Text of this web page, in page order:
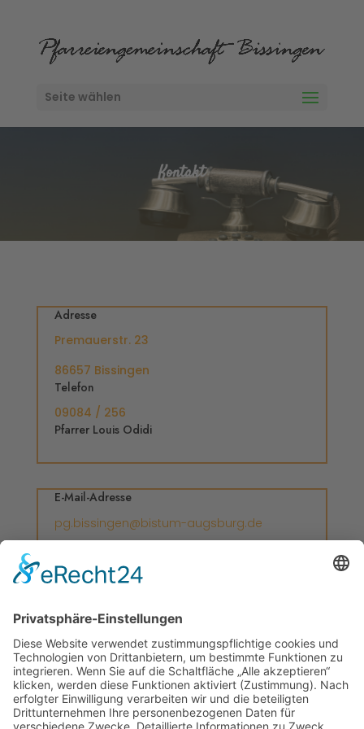
Seite wählen
Kontakt
Adresse
Premauerstr. 23
86657 Bissingen
Telefon
09084 / 256
Pfarrer Louis Odidi
E-Mail-Adresse
pg.bissingen@bistum-augsburg.de
Öffnungszeiten Pfarrbüro
Donnerstag, 16.00 – 18.00 Uhr
Freitag, 8.00 – 12.00 Uhr